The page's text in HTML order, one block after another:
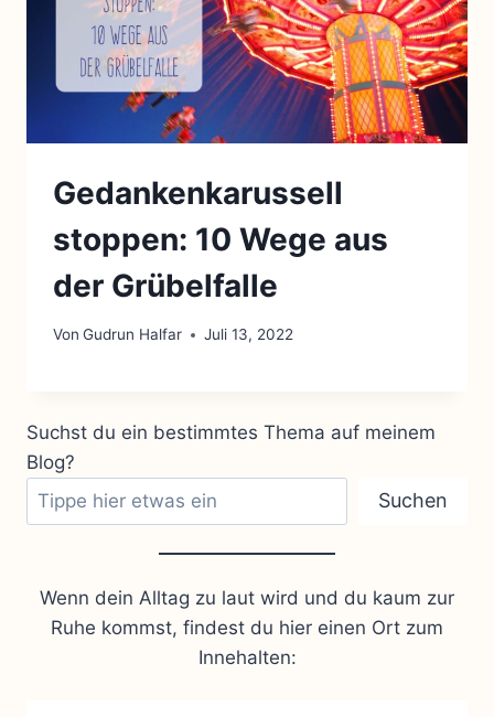
Gedankenkarussell
stoppen: 10 Wege aus
der Grübelfalle
Von Gudrun Halfar Juli 13, 2022
Suchst du ein bestimmtes Thema auf meinem
Blog?
Suchen
Wenn dein Alltag zu laut wird und du kaum zur
Ruhe kommst, findest du hier einen Ort zum
Innehalten: